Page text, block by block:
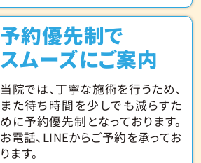
予約優先制で
スムーズにご案内
当院では、丁寧な施術を行うため、
また待ち時間を少しでも減らすた
めに予約優先制となっております。
お電話、LINEからご予約を承ってお
ります。